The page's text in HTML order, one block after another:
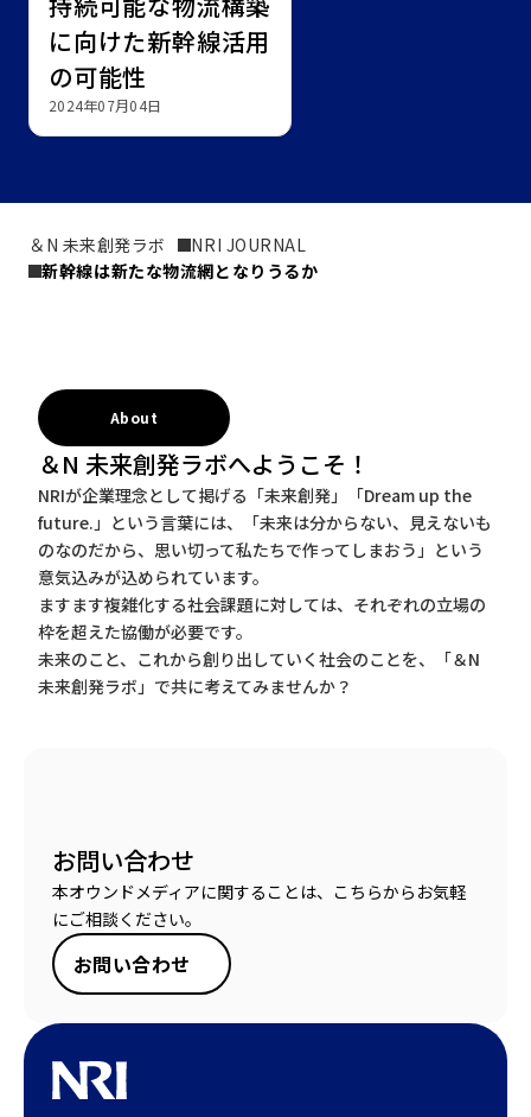
に向けた新幹線活用
の可能性
2024年07月04日
＆N 未来創発ラボ
NRI JOURNAL
新幹線は新たな物流網となりうるか
About
＆N 未来創発ラボへようこそ！
NRIが企業理念として掲げる「未来創発」「Dream up the
future.」という言葉には、「未来は分からない、見えないも
のなのだから、思い切って私たちで作ってしまおう」という
意気込みが込められています。
ますます複雑化する社会課題に対しては、それぞれの立場の
枠を超えた協働が必要です。
未来のこと、これから創り出していく社会のことを、「＆N
未来創発ラボ」で共に考えてみませんか？
お問い合わせ
本オウンドメディアに関することは、こちらからお気軽
にご相談ください。
お問い合わせ